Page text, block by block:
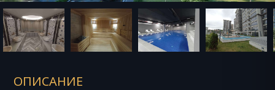
ОПИСАНИЕ